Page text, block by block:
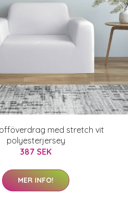
med stretch vit
polyesterjersey
387 SEK
MER INFO!